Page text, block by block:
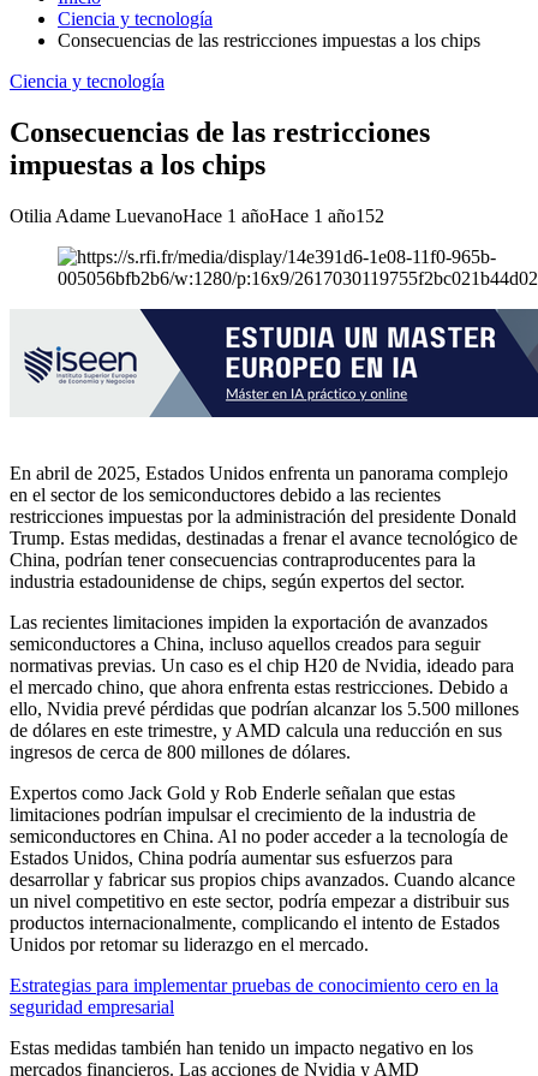
Ciencia y tecnología
Consecuencias de las restricciones impuestas a los chips
Ciencia y tecnología
Consecuencias de las restricciones
impuestas a los chips
Otilia Adame LuevanoHace 1 añoHace 1 año152
En abril de 2025, Estados Unidos enfrenta un panorama complejo
en el sector de los semiconductores debido a las recientes
restricciones impuestas por la administración del presidente Donald
Trump. Estas medidas, destinadas a frenar el avance tecnológico de
China, podrían tener consecuencias contraproducentes para la
industria estadounidense de chips, según expertos del sector.​
Las recientes limitaciones impiden la exportación de avanzados
semiconductores a China, incluso aquellos creados para seguir
normativas previas. Un caso es el chip H20 de Nvidia, ideado para
el mercado chino, que ahora enfrenta estas restricciones. Debido a
ello, Nvidia prevé pérdidas que podrían alcanzar los 5.500 millones
de dólares en este trimestre, y AMD calcula una reducción en sus
ingresos de cerca de 800 millones de dólares.
Expertos como Jack Gold y Rob Enderle señalan que estas
limitaciones podrían impulsar el crecimiento de la industria de
semiconductores en China. Al no poder acceder a la tecnología de
Estados Unidos, China podría aumentar sus esfuerzos para
desarrollar y fabricar sus propios chips avanzados. Cuando alcance
un nivel competitivo en este sector, podría empezar a distribuir sus
productos internacionalmente, complicando el intento de Estados
Unidos por retomar su liderazgo en el mercado.
Estrategias para implementar pruebas de conocimiento cero en la
seguridad empresarial
Estas medidas también han tenido un impacto negativo en los
mercados financieros. Las acciones de Nvidia y AMD